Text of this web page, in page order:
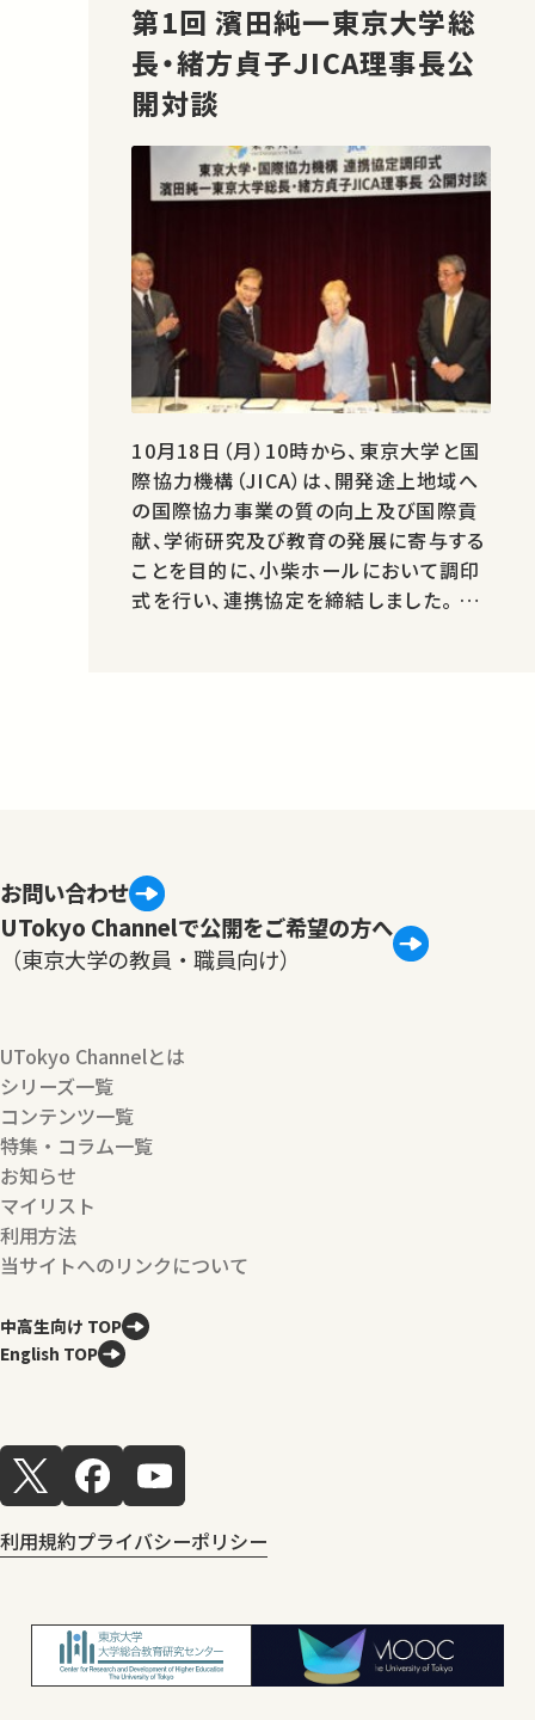
第1回 濱田純一東京大学総
長・緒方貞子JICA理事長公
開対談
10月18日（月）10時から、東京大学と国
際協力機構（JICA）は、開発途上地域へ
の国際協力事業の質の向上及び国際貢
献、学術研究及び教育の発展に寄与する
ことを目的に、小柴ホールにおいて調印
式を行い、連携協定を締結しました。 ま
お問い合わせ
UTokyo Channelで公開をご希望の方へ
（東京大学の教員・職員向け）
UTokyo Channelとは
シリーズ一覧
コンテンツ一覧
特集・コラム一覧
お知らせ
マイリスト
利用方法
当サイトへのリンクについて
中高生向け TOP
English TOP
利用規約プライバシーポリシー